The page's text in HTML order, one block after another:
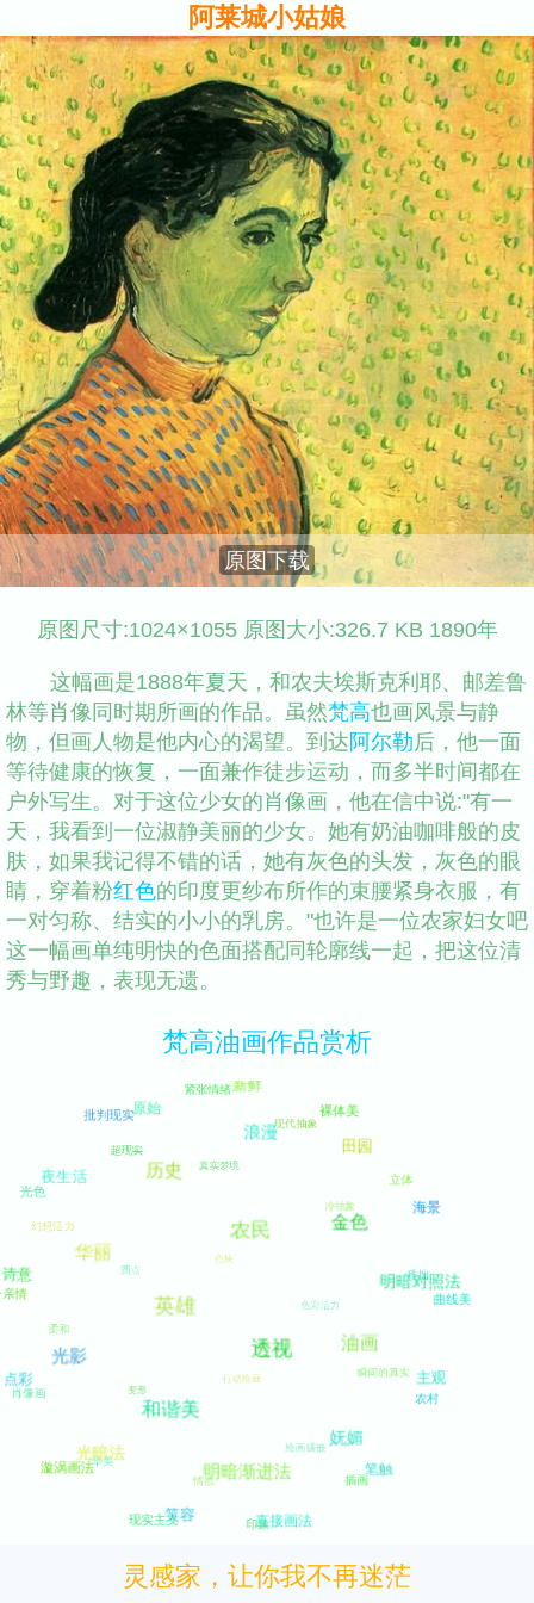
阿莱城小姑娘
原图下载
原图尺寸:1024×1055 原图大小:326.7 KB 1890年
这幅画是1888年夏天，和农夫埃斯克利耶、邮差鲁
林等肖像同时期所画的作品。虽然梵高也画风景与静
物，但画人物是他内心的渴望。到达阿尔勒后，他一面
等待健康的恢复，一面兼作徒步运动，而多半时间都在
户外写生。对于这位少女的肖像画，他在信中说:"有一
天，我看到一位淑静美丽的少女。她有奶油咖啡般的皮
肤，如果我记得不错的话，她有灰色的头发，灰色的眼
睛，穿着粉红色的印度更纱布所作的束腰紧身衣服，有
一对匀称、结实的小小的乳房。"也许是一位农家妇女吧
这一幅画单纯明快的色面搭配同轮廓线一起，把这位清
秀与野趣，表现无遗。
梵高油画作品赏析
灵感家，让你我不再迷茫